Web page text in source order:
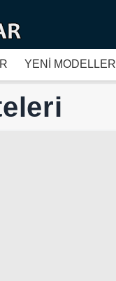
YENİ MODELLER